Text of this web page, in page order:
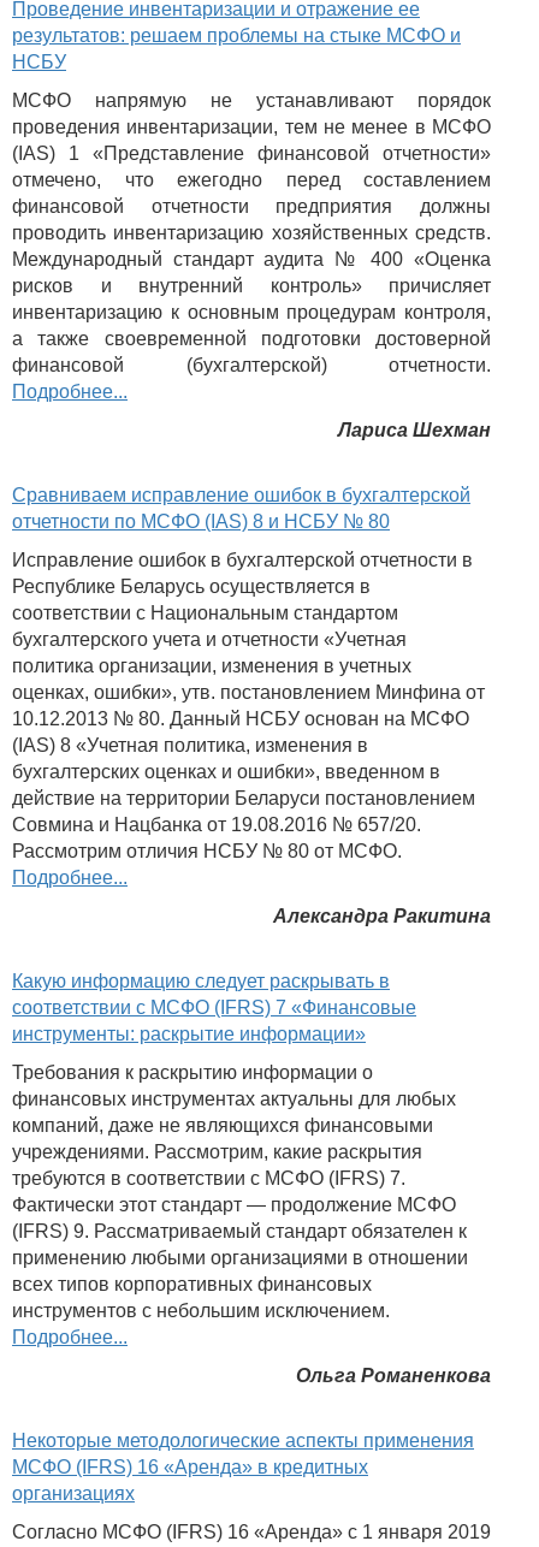
Проведение инвентаризации и отражение ее
результатов: решаем проблемы на стыке МСФО и
НСБУ
МСФО напрямую не устанавливают порядок
проведения инвентаризации, тем не менее в МСФО
(IAS) 1 «Представление финансовой отчетности»
отмечено, что ежегодно перед составлением
финансовой отчетности предприятия должны
проводить инвентаризацию хозяйственных средств.
Международный стандарт аудита № 400 «Оценка
рисков и внутренний контроль» причисляет
инвентаризацию к основным процедурам контроля,
а также своевременной подготовки достоверной
финансовой (бухгалтерской) отчетности.
Подробнее...
Лариса Шехман
Сравниваем исправление ошибок в бухгалтерской
отчетности по МСФО (IAS) 8 и НСБУ № 80
Исправление ошибок в бухгалтерской отчетности в
Республике Беларусь осуществляется в
соответствии с Национальным стандартом
бухгалтерского учета и отчетности «Учетная
политика организации, изменения в учетных
оценках, ошибки», утв. постановлением Минфина от
10.12.2013 № 80. Данный НСБУ основан на МСФО
(IAS) 8 «Учетная политика, изменения в
бухгалтерских оценках и ошибки», введенном в
действие на территории Беларуси постановлением
Совмина и Нацбанка от 19.08.2016 № 657/20.
Рассмотрим отличия НСБУ № 80 от МСФО.
Подробнее...
Александра Ракитина
Какую информацию следует раскрывать в
соответствии с МСФО (IFRS) 7 «Финансовые
инструменты: раскрытие информации»
Требования к раскрытию информации о
финансовых инструментах актуальны для любых
компаний, даже не являющихся финансовыми
учреждениями. Рассмотрим, какие раскрытия
требуются в соответствии с МСФО (IFRS) 7.
Фактически этот стандарт — продолжение МСФО
(IFRS) 9. Рассматриваемый стандарт обязателен к
применению любыми организациями в отношении
всех типов корпоративных финансовых
инструментов с небольшим исключением.
Подробнее...
Ольга Романенкова
Некоторые методологические аспекты применения
МСФО (IFRS) 16 «Аренда» в кредитных
организациях
Согласно МСФО (IFRS) 16 «Аренда» с 1 января 2019